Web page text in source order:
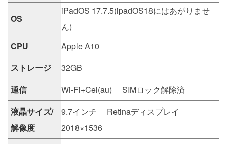
OS
iPadOS 17.7.5(ipadOS18にはあがりませ
ん)
CPU
Apple A10
ストレージ
32GB
通信
Wi-Fi+Cel(au) SIMロック解除済
液晶サイズ/
解像度
9.7インチ Retinaディスプレイ
2018×1536